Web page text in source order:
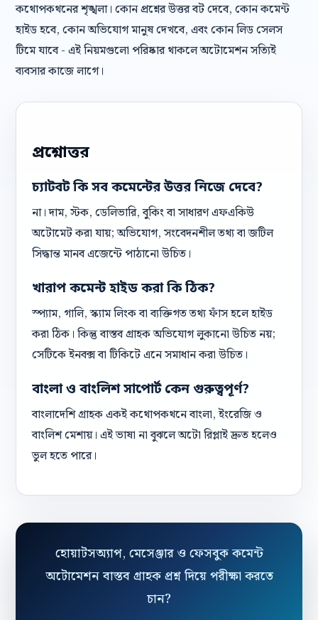
কথোপকথনের শৃঙ্খলা। কোন প্রশ্নের উত্তর বট দেবে, কোন কমেন্ট
হাইড হবে, কোন অভিযোগ মানুষ দেখবে, এবং কোন লিড সেলস
টিমে যাবে - এই নিয়মগুলো পরিষ্কার থাকলে অটোমেশন সত্যিই
ব্যবসার কাজে লাগে।
প্রশ্নোত্তর
চ্যাটবট কি সব কমেন্টের উত্তর নিজে দেবে?
না। দাম, স্টক, ডেলিভারি, বুকিং বা সাধারণ এফএকিউ
অটোমেট করা যায়; অভিযোগ, সংবেদনশীল তথ্য বা জটিল
সিদ্ধান্ত মানব এজেন্টে পাঠানো উচিত।
খারাপ কমেন্ট হাইড করা কি ঠিক?
স্প্যাম, গালি, স্ক্যাম লিংক বা ব্যক্তিগত তথ্য ফাঁস হলে হাইড
করা ঠিক। কিন্তু বাস্তব গ্রাহক অভিযোগ লুকানো উচিত নয়;
সেটিকে ইনবক্স বা টিকিটে এনে সমাধান করা উচিত।
বাংলা ও বাংলিশ সাপোর্ট কেন গুরুত্বপূর্ণ?
বাংলাদেশি গ্রাহক একই কথোপকথনে বাংলা, ইংরেজি ও
বাংলিশ মেশায়। এই ভাষা না বুঝলে অটো রিপ্লাই দ্রুত হলেও
ভুল হতে পারে।
হোয়াটসঅ্যাপ, মেসেঞ্জার ও ফেসবুক কমেন্ট
অটোমেশন বাস্তব গ্রাহক প্রশ্ন দিয়ে পরীক্ষা করতে
চান?